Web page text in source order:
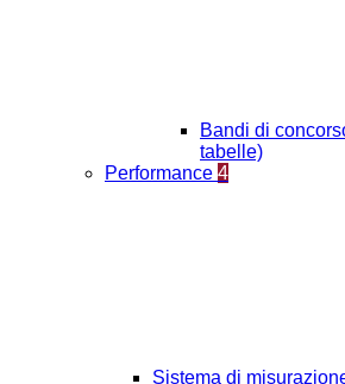
Bandi di
tabelle)
Performance 4
Sistema di